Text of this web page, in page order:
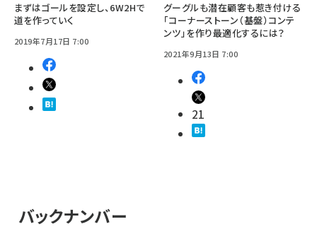
まずはゴールを設定し、6W2Hで
道を作っていく
2019年7月17日 7:00
グーグルも潜在顧客も惹き付ける
「コーナーストーン（基盤）コンテ
ンツ」を作り最適化するには？
2021年9月13日 7:00
21
バックナンバー